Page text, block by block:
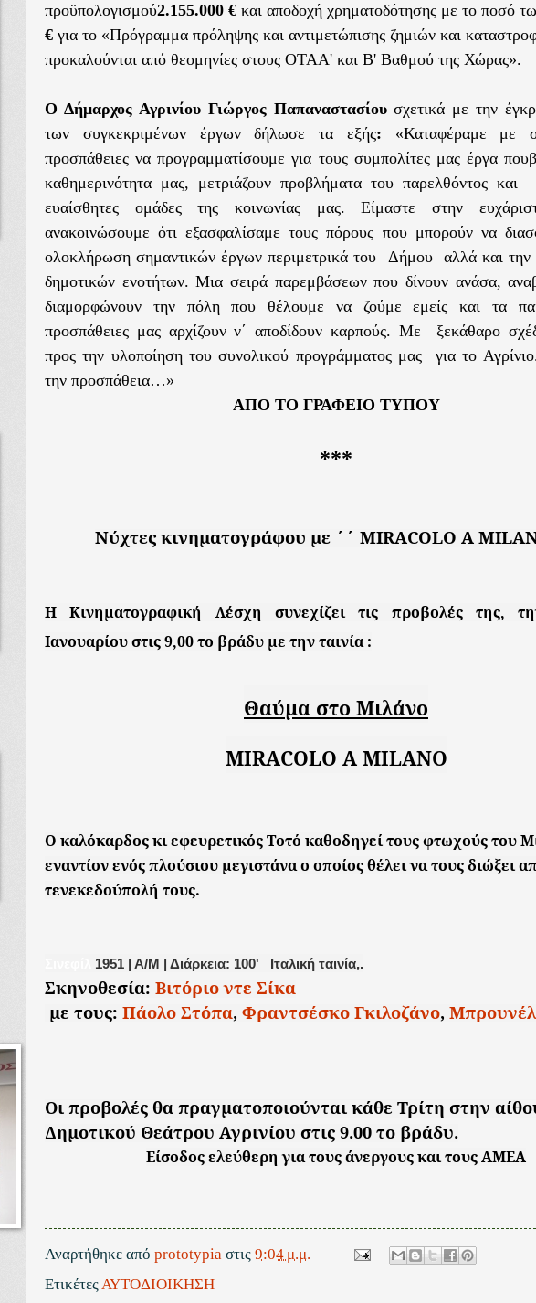
προϋπολογισμού2.155.000 € και αποδοχή χρηματοδότησης με το ποσό
€ για το «Πρόγραμμα πρόληψης και αντιμετώπισης ζημιών και
προκαλούνται από θεομηνίες στους OTAΑ' και Β' Βαθμού της Χώρας».
Ο Δήμαρχος Αγρινίου Γιώργος Παπαναστασίουσχετικά με την
των συγκεκριμένων έργων δήλωσε τα εξής: «Καταφέραμε με
προσπάθειες να προγραμματίσουμε για τους συμπολίτες μας έργα
καθημερινότητα μας, μετριάζουν προβλήματα του παρελθόντος και
ευαίσθητες ομάδες της κοινωνίας μας. Είμαστε στην
ανακοινώσουμε ότι εξασφαλίσαμε τους πόρους που μπορούν να
ολοκλήρωση σημαντικών έργων περιμετρικά του
Δήμου αλλά και
δημοτικών ενοτήτων.Μια σειρά παρεμβάσεων που δίνουν ανάσα,
διαμορφώνουν την πόλη που θέλουμε να ζούμε εμείς και τα
προσπάθειες μας αρχίζουν ν΄ αποδίδουν καρπούς. Με
ξεκάθαρο
προς την υλοποίηση του συνολικού προγράμματος μας
για το
την προσπάθεια…»
ΑΠΟ ΤΟ ΓΡΑΦΕΙΟ ΤΥΠΟΥ
***
Νύχτες κινηματογράφου με ΄΄ MIRACOLO A
Η Κινηματογραφική Λέσχη συνεχίζει τις προβολές της,
Ιανουαρίου στις 9,00 το βράδυ με την ταινία :
Θαύμα στο Μιλάνο
MIRACOLO A MILANO
Ο καλόκαρδος κι εφευρετικός Τοτό καθοδηγεί τους φτωχούς του
εναντίον ενός πλούσιου μεγιστάνα ο οποίος θέλει να τους διώξει
τενεκεδούπολή τους.
1951 | Α/Μ | Διάρκεια: 100' Ιταλική ταινία,.
Σκηνοθεσία: Βιτόριο ντε Σίκα
με τους: Πάολο Στόπα, Φραντσέσκο Γκιλοζάνο,
Οι προβολές θα πραγματοποιούνται κάθε Τρίτη στην
Δημοτικού Θεάτρου Αγρινίου στις 9.00 το βράδυ.
Είσοδος ελεύθερη για τους άνεργους και τους ΑΜΕΑ
Αναρτήθηκε από prototypia στις 9:04 μ.μ.
ΕτικέτεςΑΥΤΟΔΙΟΙΚΗΣΗ